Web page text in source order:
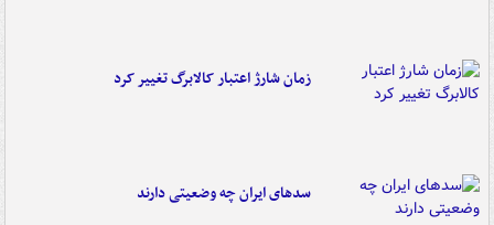
زمان شارژ اعتبار کالابرگ تغییر کرد
سدهای ایران چه وضعیتی دارند